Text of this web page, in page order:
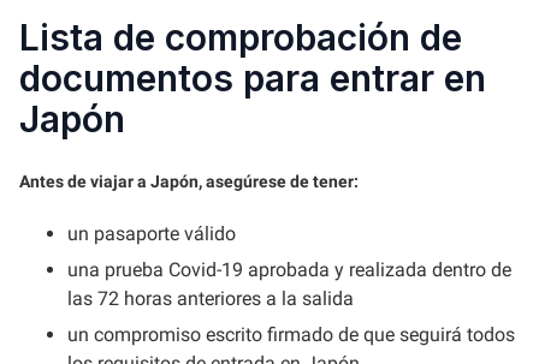
Lista de comprobación de
documentos para entrar en
Japón
Antes de viajar a Japón, asegúrese de tener:
un pasaporte válido
una prueba Covid-19 aprobada y realizada dentro de
las 72 horas anteriores a la salida
un compromiso escrito firmado de que seguirá todos